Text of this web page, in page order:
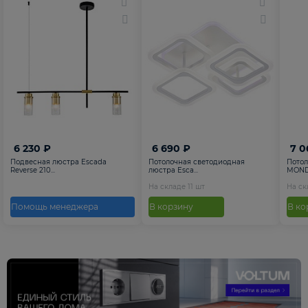
6 230 ₽
Подвесная люстра Escada
Reverse 210...
Помощь менеджера
6 690 ₽
Потолочная светодиодная
люстра Esca...
На складе 11 шт
В корзину
7
На
В